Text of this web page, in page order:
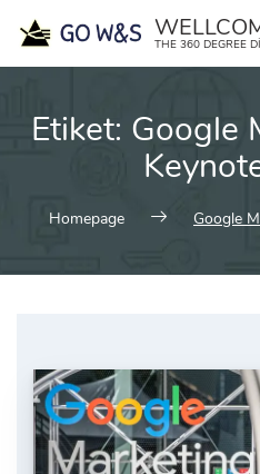
THE 360 DEGREE
Etiket: Google
Homepage Google